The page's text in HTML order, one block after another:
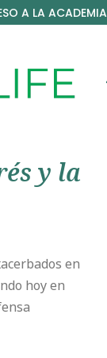
A LA ACADEMIA
y la
en
hoy en